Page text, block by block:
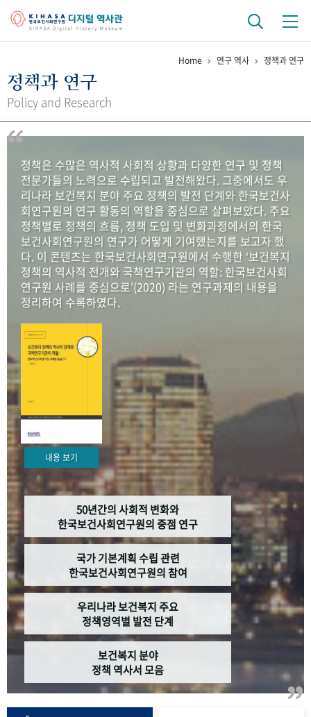
걸어온 길 기관 변천사
연구 역사
정책과 연구 키워드로 보는 연구 역사
연구자들
간행물 변천사
기록물 아카이브
사진 아카이브 문서 기록물 행정박물 영상 기록물
50+1주년 기념
성과 50선 숫자로 보는 50년
세계와 함께 한 KIHASA
VR 역사관
Home 연구 역사 정책과 연구
정책과 연구
Policy and Research
정책은 수많은 역사적 사회적 상황과 다양한 연구 및 정책
전문가들의 노력으로 수립되고 발전해왔다. 그중에서도 우
리나라 보건복지 분야 주요 정책의 발전 단계와 한국보건사
회연구원의 연구 활동의 역할을 중심으로 살펴보았다. 주요
정책별로 정책의 흐름, 정책 도입 및 변화과정에서의 한국
보건사회연구원의 연구가 어떻게 기여했는지를 보고자 했
다. 이 콘텐츠는 한국보건사회연구원에서 수행한 ‘보건복지
정책의 역사적 전개와 국책연구기관의 역할: 한국보건사회
연구원 사례를 중심으로’(2020) 라는 연구과제의 내용을
정리하여 수록하였다.
내용 보기
50년간의 사회적 변화와
한국보건사회연구원의 중점 연구
국가 기본계획 수립 관련
한국보건사회연구원의 참여
우리나라 보건복지 주요
정책영역별 발전 단계
보건복지 분야
정책 역사서 모음